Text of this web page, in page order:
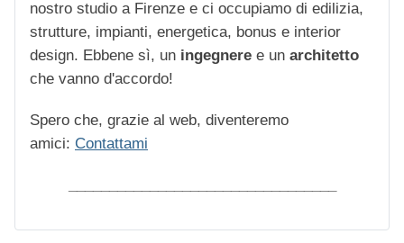
nostro studio a Firenze e ci occupiamo di edilizia,
strutture, impianti, energetica, bonus e interior
design. Ebbene sì, un ingegnere e un architetto
che vanno d'accordo!
Spero che, grazie al web, diventeremo
amici: Contattami